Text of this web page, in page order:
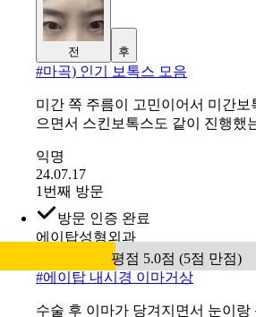
이벤트 전체 보기
인증 후기 1,319건
방문 인증 완료
유앤아이의원 마곡점
후
#마곡) 인기 보톡스 모음
미간 쪽 주름이 고민이어서 미간